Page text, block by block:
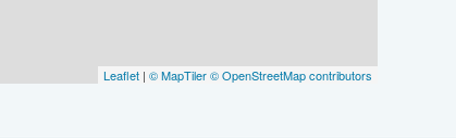
Leaflet | © MapTiler© OpenStreetMap contributors